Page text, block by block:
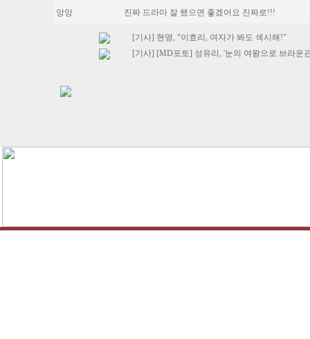
앙앙 진짜 드라마 잘 됐으면 좋겠어요 진짜로!!!
[기사] 현영, "이효리, 여자가 봐도 섹시해!"
[기사] [MD포토] 성유리, '눈의 여왕으로 브라운